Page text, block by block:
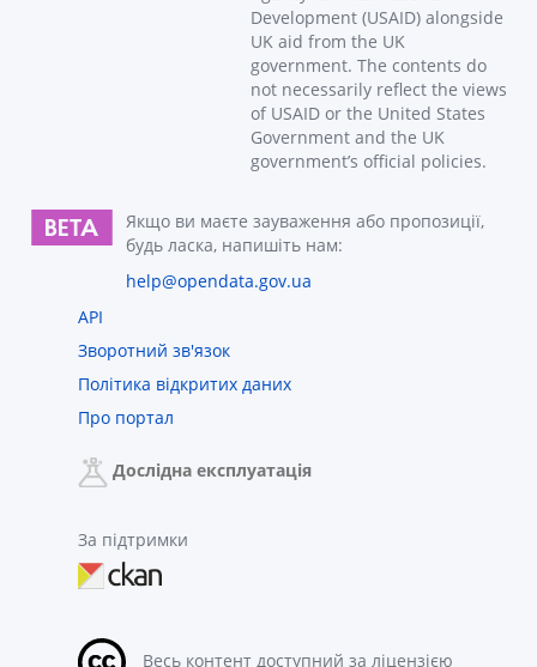
Development (USAID) alongside
UK aid from the UK
government. The contents do
not necessarily reflect the views
of USAID or the United States
Government and the UK
government’s official policies.
Якщо ви маєте зауваження або пропозиції,
будь ласка, напишіть нам:
help@opendata.gov.ua
API
Зворотний зв'язок
Політика відкритих даних
Про портал
Дослідна експлуатація
За підтримки
Весь контент доступний за ліцензією